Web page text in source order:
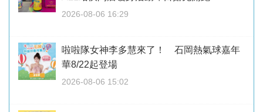
2026-08-06 16:29
啦啦隊女神李多慧來了！ 石岡熱氣球嘉年
華8/22起登場
2026-08-06 15:02